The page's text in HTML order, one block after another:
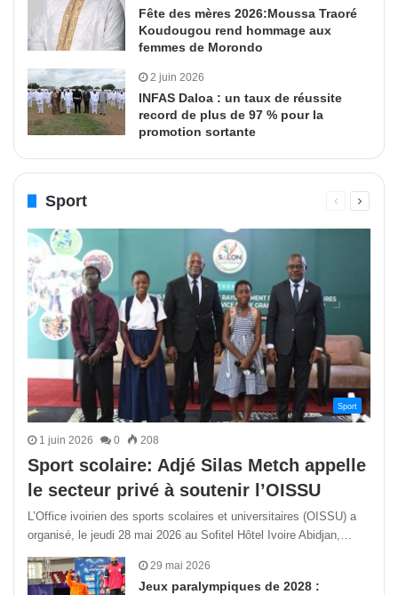
Fête des mères 2026:Moussa Traoré
Koudougou rend hommage aux
femmes de Morondo
2 juin 2026
INFAS Daloa : un taux de réussite
record de plus de 97 % pour la
promotion sortante
Sport
PagePage
Sport
1 juin 2026 0 208
Sport scolaire: Adjé Silas Metch appelle
le secteur privé à soutenir l’OISSU
L’Office ivoirien des sports scolaires et universitaires (OISSU) a
organisé, le jeudi 28 mai 2026 au Sofitel Hôtel Ivoire Abidjan,…
29 mai 2026
Jeux paralympiques de 2028 :